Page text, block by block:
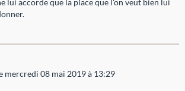
lui accorde que la place que l'on veut bien lui
mercredi 08 mai 2019 à 13:29